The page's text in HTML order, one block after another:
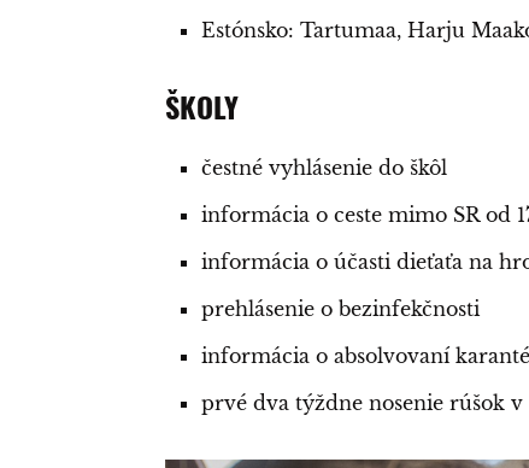
Estónsko: Tartumaa, Harju
ŠKOLY
čestné vyhlásenie do škôl
informácia o ceste mimo SR od
informácia o účasti dieťaťa na
prehlásenie o bezinfekčnosti
informácia o absolvovaní
prvé dva týždne nosenie rúšok v